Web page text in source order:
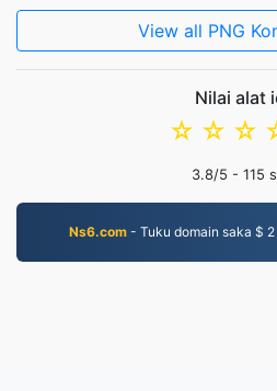
View all PNG
Nilai alat
☆
☆
☆
3.8/5 - 115
Ns6.com - Tuku domain saka $